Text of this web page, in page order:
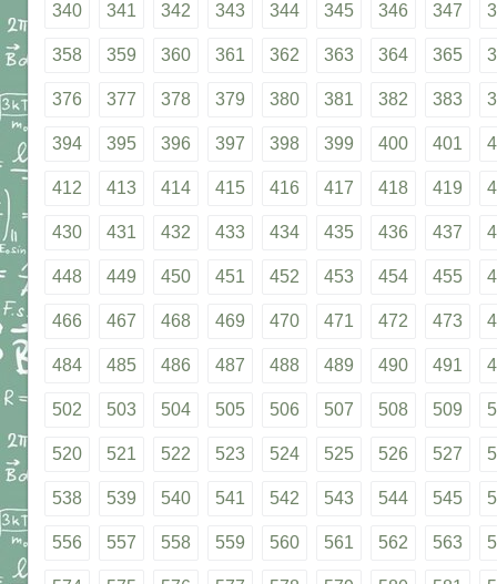
340 341 342 343 344 345 346 347
358 359 360 361 362 363 364 365
376 377 378 379 380 381 382 383
394 395 396 397 398 399 400 401
412 413 414 415 416 417 418 419
430 431 432 433 434 435 436 437
448 449 450 451 452 453 454 455
466 467 468 469 470 471 472 473
484 485 486 487 488 489 490 491
502 503 504 505 506 507 508 509
520 521 522 523 524 525 526 527
538 539 540 541 542 543 544 545
556 557 558 559 560 561 562 563